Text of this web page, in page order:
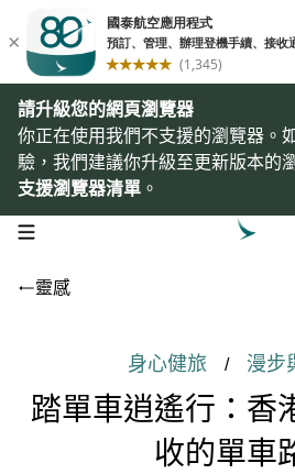
請升級您的網頁瀏覽器
你正在使用我們不支援的瀏覽器。
驗，我們建議你升級至更新版本的
支援瀏覽器清單 。
open navigation menu
靈感
身心健旅 / 漫步
踏單車逍遙行：香
收的單車